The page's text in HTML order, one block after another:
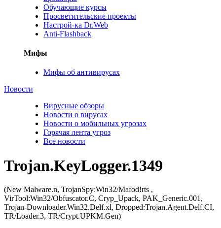
Обучающие курсы
Просветительские проекты
Настрой-ка Dr.Web
Anti-Flashback
Мифы
Мифы об антивирусах
Новости
Вирусные обзоры
Новости о вирусах
Новости о мобильных угрозах
Горячая лента угроз
Все новости
Trojan.KeyLogger.1349
(New Malware.n, TrojanSpy:Win32/Mafod!rts ,
VirTool:Win32/Obfuscator.C, Cryp_Upack, PAK_Generic.001,
Trojan-Downloader.Win32.Delf.xl, Dropped:Trojan.Agent.Delf.CI,
TR/Loader.3, TR/Crypt.UPKM.Gen)